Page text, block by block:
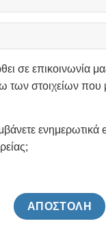
σε επικοινωνία
των στοιχείων
ενημερωτικά